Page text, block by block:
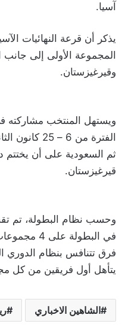
آسيا.
يذكر أن قرعة النهائيات
المجموعة الأولى إلى
وقيرغيزستان.
ويستهل المنتخب مشاركته
الفترة من 6
ثم السعودية على أن يختتم
قيرغيزستان.
فرق تتنافس بنظام الدوري
يتأهل أول فريقين من كل
الشاهين الاخباري